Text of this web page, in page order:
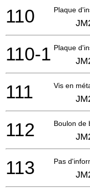
Plaque
110
Plaque
110-1
Vis en
111
Boulon de
112
Pas
113